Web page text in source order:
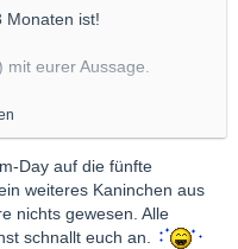
Monaten ist!
eurer Aussage.
- Stunden ins
und die feiere ich jetzt mal
mit dem Wohnmobil ab
Day auf die fünfte
weiteres Kaninchen aus
nichts gewesen. Alle
schnallt euch an.